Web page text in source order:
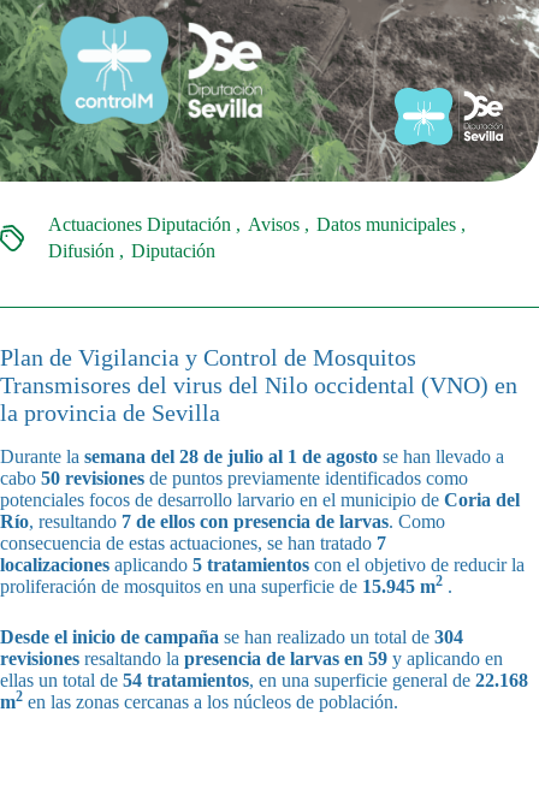
Actuaciones Diputación Avisos
Datos municipales
Difusión
Diputación
Plan de Vigilancia y Control de Mosquitos
Transmisores del virus del Nilo occidental (VNO) en
la provincia de Sevilla
Durante la semana del 28 de julio al 1 de agosto se han llevado a
cabo 50 revisiones de puntos previamente identificados como
potenciales focos de desarrollo larvario en el municipio de Coria del
Río, resultando 7 de ellos con presencia de larvas. Como
consecuencia de estas actuaciones, se han tratado 7
localizaciones aplicando 5 tratamientos con el objetivo de reducir la
proliferación de mosquitos en una superficie de 15.945 m2 .
Desde el inicio de campaña se han realizado un total de 304
revisiones resaltando la presencia de larvas en 59 y aplicando en
ellas un total de 54 tratamientos, en una superficie general de 22.168
m2 en las zonas cercanas a los núcleos de población.